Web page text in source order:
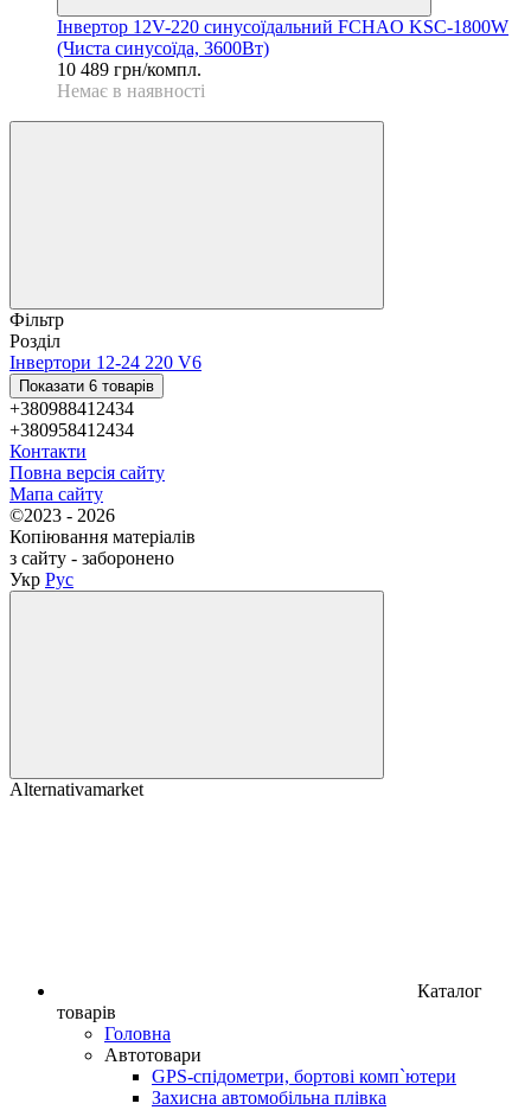
Інвертор 12V-220 синусоїдальний FCHAO KSC-1800W
(Чиста синусоїда, 3600Вт)
10 489 грн/компл.
Немає в наявності
Фільтр
Розділ
Інвертори 12-24 220 V6
Показати 6 товарів
+380988412434
+380958412434
Контакти
Повна версія сайту
Мапа сайту
©2023 - 2026
Копіювання матеріалів
з сайту - заборонено
Укр Рус
Alternativamarket
Каталог
товарів
Головна
Автотовари
GPS-спідометри, бортові комп`ютери
Захисна автомобільна плівка